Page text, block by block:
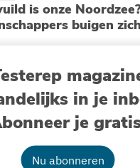
in je
je
Nu abonneren
is onze
buigen